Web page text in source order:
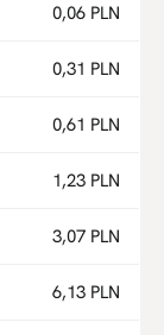
0,06 PLN
0,31 PLN
0,61 PLN
1,23 PLN
3,07 PLN
6,13 PLN